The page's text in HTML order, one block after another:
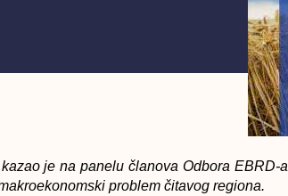
je na panelu članova Odbora EBRD-a
problem čitavog regiona.